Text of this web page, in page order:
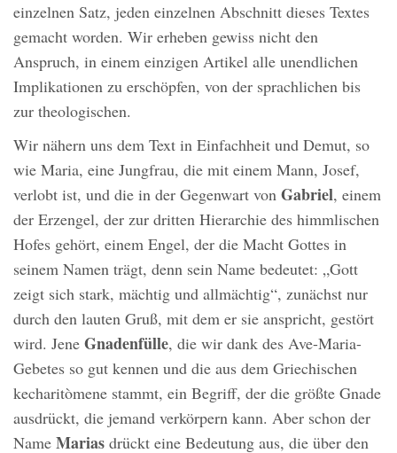
einzelnen Satz, jeden einzelnen Abschnitt dieses Textes
gemacht worden. Wir erheben gewiss nicht den
Anspruch, in einem einzigen Artikel alle unendlichen
Implikationen zu erschöpfen, von der sprachlichen bis
zur theologischen.
Wir nähern uns dem Text in Einfachheit und Demut, so
wie Maria, eine Jungfrau, die mit einem Mann, Josef,
verlobt ist, und die in der Gegenwart von Gabriel, einem
der Erzengel, der zur dritten Hierarchie des himmlischen
Hofes gehört, einem Engel, der die Macht Gottes in
seinem Namen trägt, denn sein Name bedeutet: „Gott
zeigt sich stark, mächtig und allmächtig“, zunächst nur
durch den lauten Gruß, mit dem er sie anspricht, gestört
wird. Jene Gnadenfülle, die wir dank des Ave-Maria-
Gebetes so gut kennen und die aus dem Griechischen
kecharitòmene stammt, ein Begriff, der die größte Gnade
ausdrückt, die jemand verkörpern kann. Aber schon der
Name Marias drückt eine Bedeutung aus, die über den